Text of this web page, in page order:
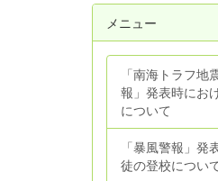
メニュー
「南海トラフ地
報」発表時にお
について
「暴風警報」発
徒の登校につい